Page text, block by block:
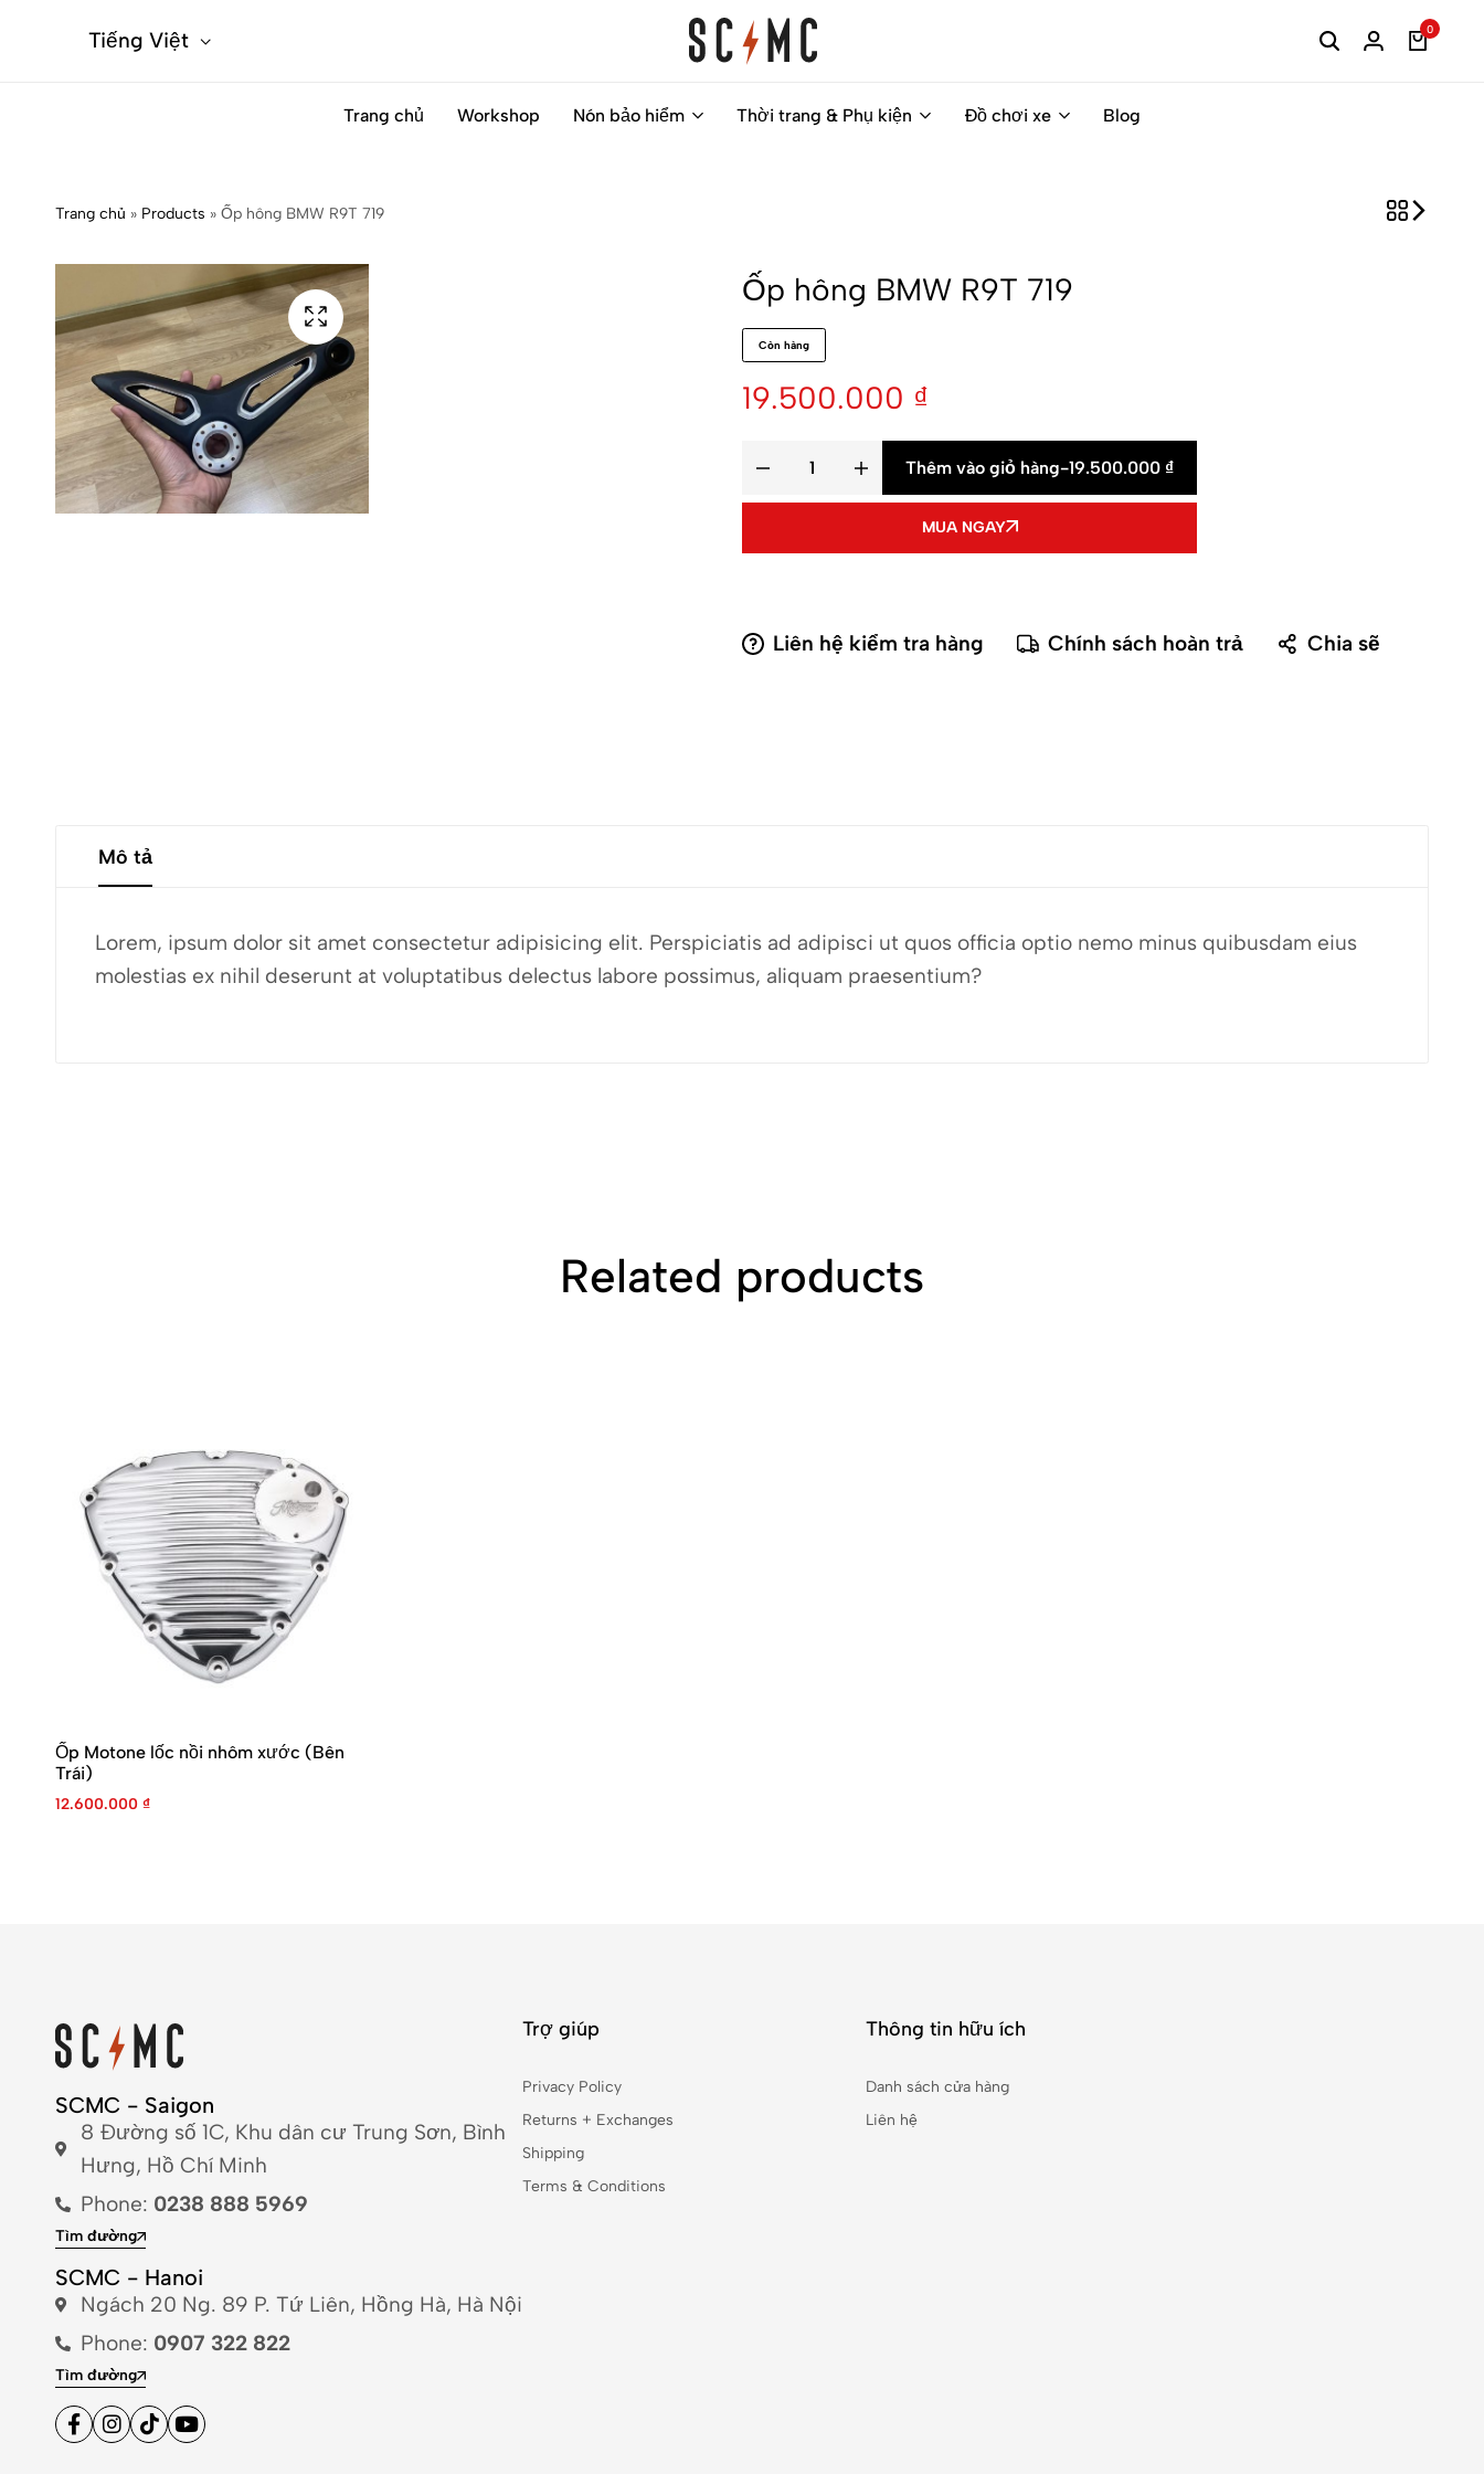
Tiếng Việt
Classic
you
motorbike
0
Trang chủ Workshop Nón bảo hiểm Thời trang & Phụ kiện Đồ chơi xe Blog
Trang chủ » Products » Ốp hông BMW R9T 719
Ốp hông BMW R9T 719
Còn hàng
19.500.000 ₫
Thêm vào giỏ hàng-19.500.000 ₫
MUA NGAY
Liên hệ kiểm tra hàng Chính sách hoàn trả Chia sẽ
Mô tả
Lorem, ipsum dolor sit amet consectetur adipisicing elit. Perspiciatis ad adipisci ut quos officia optio nemo minus quibusdam eius
molestias ex nihil deserunt at voluptatibus delectus labore possimus, aliquam praesentium?
Related products
Ốp Motone lốc nồi nhôm xước (Bên
Trái)
12.600.000 ₫
SCMC - Saigon
8 Đường số 1C, Khu dân cư Trung Sơn, Bình
Hưng, Hồ Chí Minh
Phone: 0238 888 5969
Tìm đường
SCMC - Hanoi
Ngách 20 Ng. 89 P. Tứ Liên, Hồng Hà, Hà Nội
Phone: 0907 322 822
Tìm đường
Trợ giúp
Privacy Policy
Returns + Exchanges
Shipping
Terms & Conditions
Thông tin hữu ích
Danh sách cửa hàng
Liên hệ